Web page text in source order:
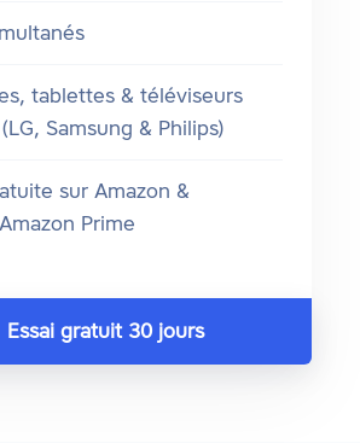
tablettes & téléviseurs
Samsung & Philips)
sur Amazon &
Prime
Essai gratuit 30 jours